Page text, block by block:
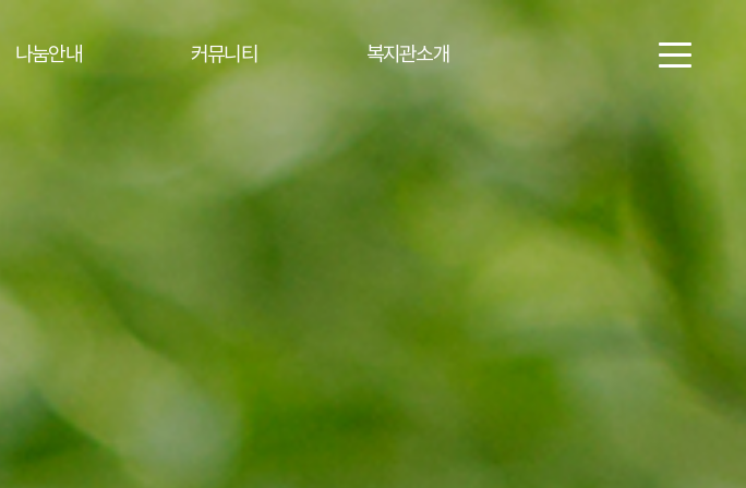
나눔안내 커뮤니티 복지관소개